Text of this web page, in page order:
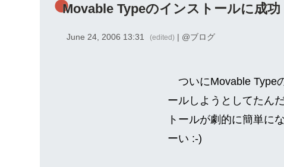
Movable Typeのインストールに成功
June 24, 2006 13:31 (edited) | @ブログ
ついにMovable Type
ールしようとしてたん
トールが劇的に簡単に
ーい :-)